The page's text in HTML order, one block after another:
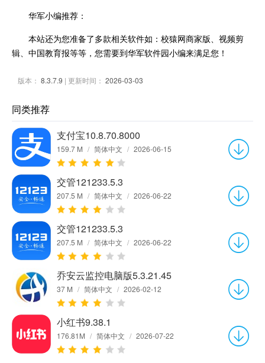
华军小编推荐：
本站还为您准备了多款相关软件如：校猿网商家版、视频剪
辑、中国教育报等等，您需要到华军软件园小编来满足您！
版本： 8.3.7.9 | 更新时间： 2026-03-03
同类推荐
支付宝10.8.70.8000
159.7 M / 简体中文 / 2026-06-15
交管121233.5.3
207.5 M / 简体中文 / 2026-06-22
交管121233.5.3
207.5 M / 简体中文 / 2026-06-22
乔安云监控电脑版5.3.21.45
37 M / 简体中文 / 2026-02-12
小红书9.38.1
176.81M / 简体中文 / 2026-07-22